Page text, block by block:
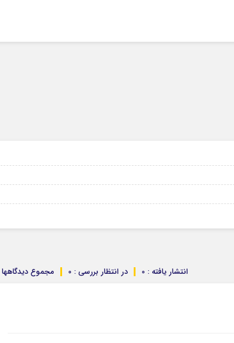
مجموع دیدگاهها : در انتظار بررسی : 0 انتشار یافته : 0